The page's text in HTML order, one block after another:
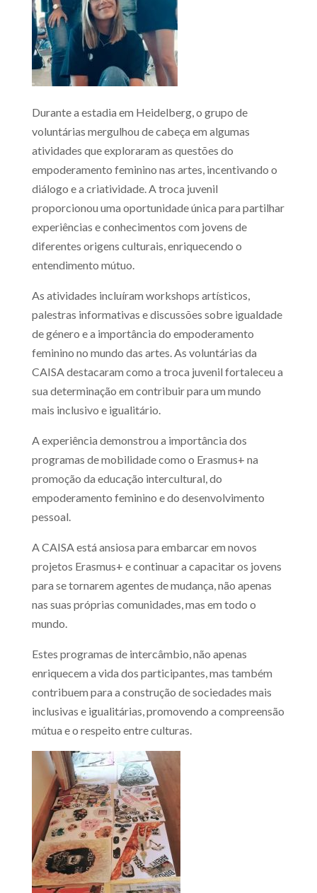
Durante a estadia em Heidelberg, o grupo de
voluntárias mergulhou de cabeça em algumas
atividades que exploraram as questões do
empoderamento feminino nas artes, incentivando o
diálogo e a criatividade. A troca juvenil
proporcionou uma oportunidade única para partilhar
experiências e conhecimentos com jovens de
diferentes origens culturais, enriquecendo o
entendimento mútuo.
As atividades incluíram workshops artísticos,
palestras informativas e discussões sobre igualdade
de género e a importância do empoderamento
feminino no mundo das artes. As voluntárias da
CAISA destacaram como a troca juvenil fortaleceu a
sua determinação em contribuir para um mundo
mais inclusivo e igualitário.
A experiência demonstrou a importância dos
programas de mobilidade como o Erasmus+ na
promoção da educação intercultural, do
empoderamento feminino e do desenvolvimento
pessoal.
A CAISA está ansiosa para embarcar em novos
projetos Erasmus+ e continuar a capacitar os jovens
para se tornarem agentes de mudança, não apenas
nas suas próprias comunidades, mas em todo o
mundo.
Estes programas de intercâmbio, não apenas
enriquecem a vida dos participantes, mas também
contribuem para a construção de sociedades mais
inclusivas e igualitárias, promovendo a compreensão
mútua e o respeito entre culturas.